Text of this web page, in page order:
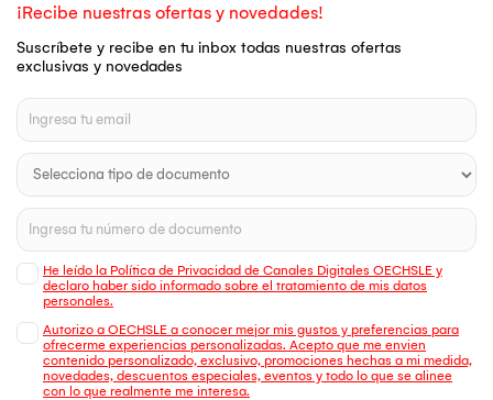
¡Recibe nuestras ofertas y novedades!
Suscríbete y recibe en tu inbox todas nuestras ofertas
exclusivas y novedades
He leído la Política de Privacidad de Canales Digitales OECHSLE y
declaro haber sido informado sobre el tratamiento de mis datos
personales.
Autorizo a OECHSLE a conocer mejor mis gustos y preferencias para
ofrecerme experiencias personalizadas. Acepto que me envien
contenido personalizado, exclusivo, promociones hechas a mi medida,
novedades, descuentos especiales, eventos y todo lo que se alinee
con lo que realmente me interesa.